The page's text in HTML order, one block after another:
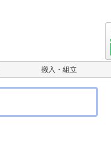
搬入・組立